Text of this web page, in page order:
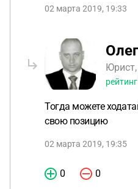
02 марта 2019, 19:33
рейтинг
Тогда можете
свою позицию
02 марта 2019, 19:35
0 0